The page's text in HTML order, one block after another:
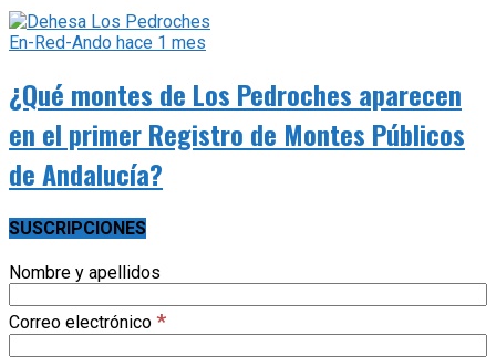
En-Red-Ando hace 1 mes
¿Qué montes de Los Pedroches aparecen
en el primer Registro de Montes Públicos
de Andalucía?
SUSCRIPCIONES
Nombre y apellidos
Correo electrónico *